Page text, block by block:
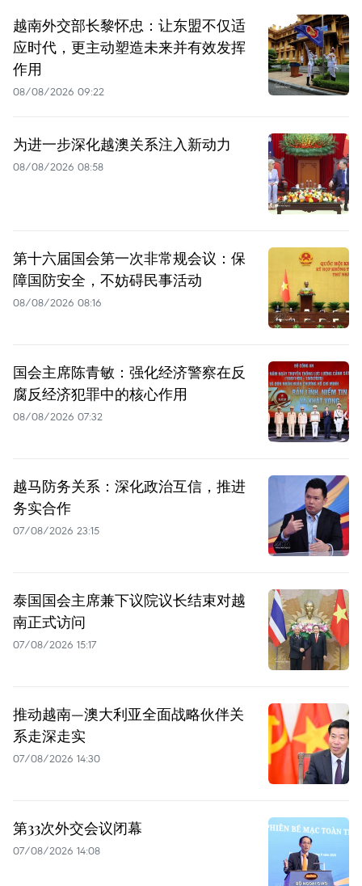
越南外交部长黎怀忠：让东盟不仅适
应时代，更主动塑造未来并有效发挥
作用
08/08/2026 09:22
为进一步深化越澳关系注入新动力
08/08/2026 08:58
第十六届国会第一次非常规会议：保
障国防安全，不妨碍民事活动
08/08/2026 08:16
国会主席陈青敏：强化经济警察在反
腐反经济犯罪中的核心作用
08/08/2026 07:32
越马防务关系：深化政治互信，推进
务实合作
07/08/2026 23:15
泰国国会主席兼下议院议长结束对越
南正式访问
07/08/2026 15:17
推动越南—澳大利亚全面战略伙伴关
系走深走实
07/08/2026 14:30
第33次外交会议闭幕
07/08/2026 14:08